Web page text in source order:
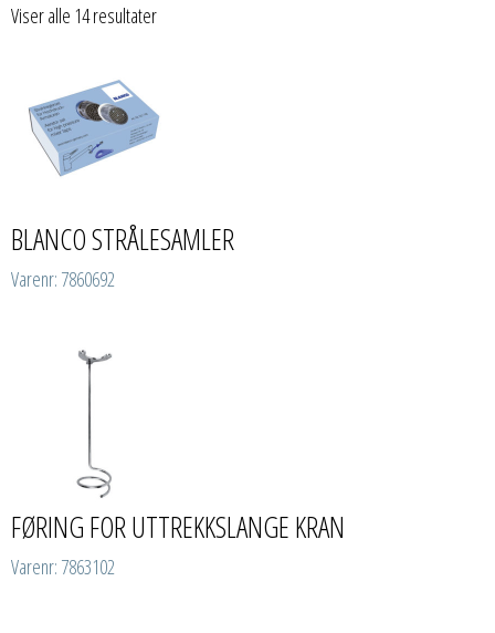
Viser alle 14 resultater
BLANCO STRÅLESAMLER
Varenr: 7860692
FØRING FOR UTTREKKSLANGE KRAN
Varenr: 7863102